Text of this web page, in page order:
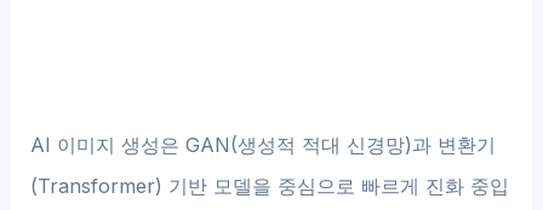
AI 이미지 생성은 GAN(생성적 적대 신경망)과 변환기
(Transformer) 기반 모델을 중심으로 빠르게 진화 중입